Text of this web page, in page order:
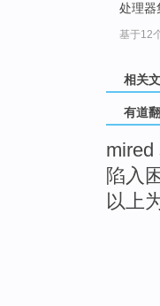
处理器
基于12
相关
有道
mired
陷入
以上